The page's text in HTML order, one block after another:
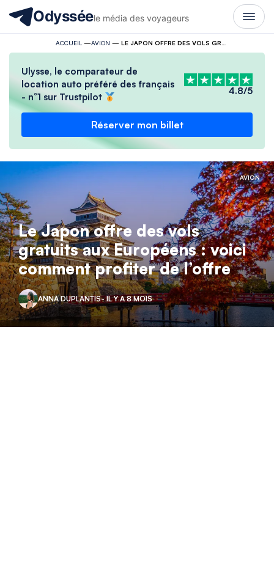
Odysséele média des voyageurs
ACCUEIL —AVION —
Ulysse, le comparateur de
location auto préféré des français
- n°1 sur Trustpilot
4.8/5
Réserver mon billet
AVION
Le Japon offre des vols
gratuits aux Européens : voici
comment profiter de l’offre
ANNA DUPLANTIS- IL Y A 8 MOIS